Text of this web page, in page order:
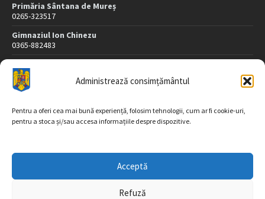
Administrează consimțământul
Pentru a oferi cea mai bună experiență, folosim tehnologii, cum ar fi cookie-uri,
pentru a stoca și/sau accesa informațiile despre dispozitive.
Acceptă
Refuză
Primăria Sântana de Mureș
0265-323517
Gimnaziul Ion Chinezu
0365-882483
0265-323507
Poliție
547565 Sântana de Mureş